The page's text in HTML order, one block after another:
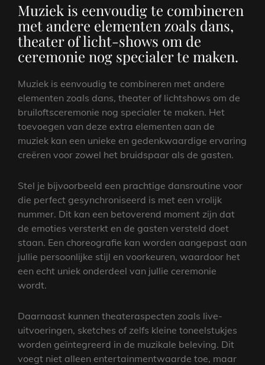
Muziek is eenvoudig te combineren
met andere elementen zoals dans,
theater of licht-shows om de
ceremonie nog specialer te maken.
Muziek is eenvoudig te combineren met andere
elementen zoals dans, theater of lichtshows om de
bruiloftsceremonie nog specialer te maken. Het
toevoegen van deze extra elementen aan de
muziek kan een unieke en gedenkwaardige ervaring
creëren voor zowel het bruidspaar als de gasten.
Stel je bijvoorbeeld een prachtige dansroutine voor
die perfect gesynchroniseerd is met een vrolijk
nummer. Dit kan een betoverend moment zijn dat
de emoties versterkt en de gasten versteld doet
staan. Een choreografie kan worden aangepast aan
jullie persoonlijke stijl en voorkeuren, waardoor het
een echt uniek onderdeel van jullie ceremonie
wordt.
Daarnaast kunnen theateraspecten zoals live-
uitvoeringen, sketches of zelfs kleine toneelstukjes
worden geïntegreerd in de muzikale beleving. Dit
voegt niet alleen entertainmentwaarde toe, maar